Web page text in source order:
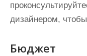
дизайнером,
Бюджет